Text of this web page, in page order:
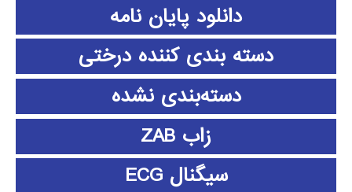
دانلود پايان نامه
دسته بندی کننده درختی
دسته‌بندی نشده
زاب ZAB
سیگنال ECG